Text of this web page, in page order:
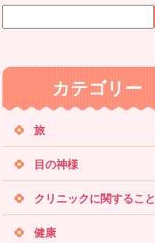
イ
内
索
索
カテゴリー
旅
目の神様
クリニックに関すること
健康